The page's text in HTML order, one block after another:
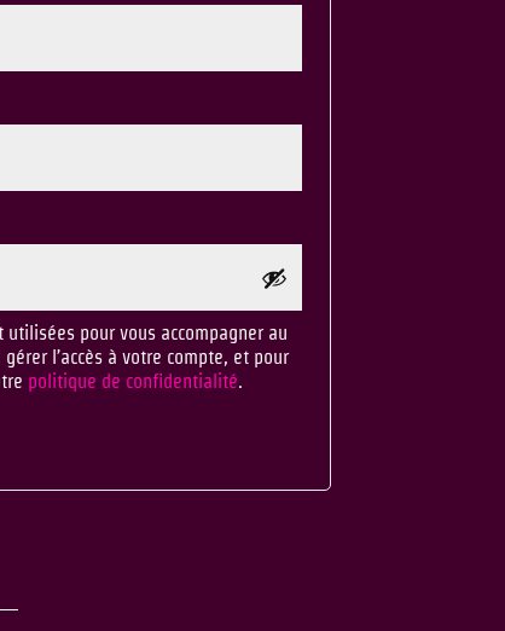
pour vous accompagner au
l’accès à votre compte, et pour
politique de confidentialité.